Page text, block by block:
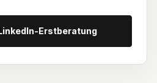
Erstberatung